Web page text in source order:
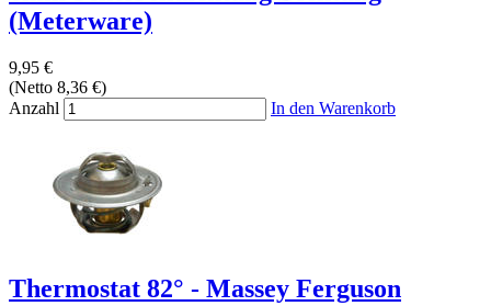
(Meterware)
9,95 €
(Netto 8,36 €)
Anzahl
In den Warenkorb
Thermostat 82° - Massey Ferguson